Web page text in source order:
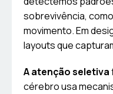
sobrevivência,
movimento. Em
layouts que
A atenção seletiva
cérebro usa